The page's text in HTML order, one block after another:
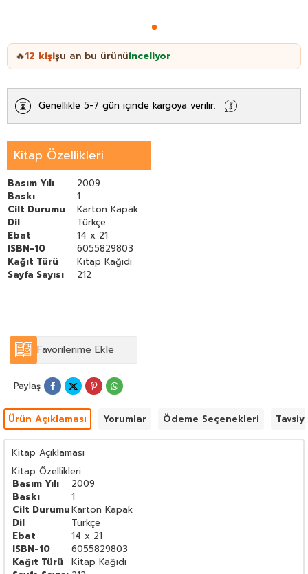
🔥12 kişişu an bu ürünüinceliyor
Genellikle 5-7 gün içinde kargoya verilir.
Kitap Özellikleri
Basım Yılı
2009
Baskı
1
Cilt Durumu
Karton Kapak
Dil
Türkçe
Ebat
14 x 21
ISBN-10
6055829803
Kağıt Türü
Kitap Kağıdı
Sayfa Sayısı
212
Favorilerime Ekle
Paylaş
Ürün Açıklaması Yorumlar Ödeme Seçenekleri
Kitap Açıklaması
Kitap Özellikleri
Basım Yılı
2009
Baskı
1
Cilt DurumuKarton Kapak
Dil
Türkçe
Ebat
14 x 21
ISBN-10
6055829803
Kağıt Türü
Kitap Kağıdı